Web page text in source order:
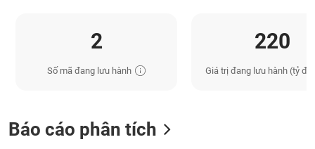
2
Số mã đang lưu hành
220
Giá trị đang lưu hành (tỷ
Báo cáo phân tích